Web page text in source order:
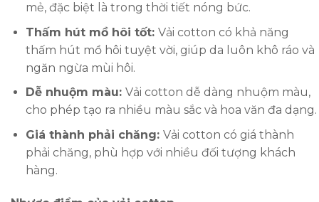
mẻ, đặc biệt là trong thời tiết nóng bức.
Thấm hút mồ hôi tốt: Vải cotton có khả năng
thấm hút mồ hôi tuyệt vời, giúp da luôn khô ráo và
ngăn ngừa mùi hôi.
Dễ nhuộm màu: Vải cotton dễ dàng nhuộm màu,
cho phép tạo ra nhiều màu sắc và hoa văn đa dạng.
Giá thành phải chăng: Vải cotton có giá thành
phải chăng, phù hợp với nhiều đối tượng khách
hàng.